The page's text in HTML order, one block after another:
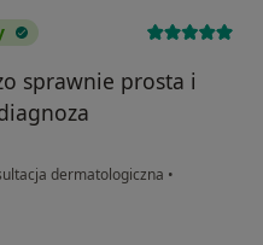
sprawnie prosta i
dermatologiczna •